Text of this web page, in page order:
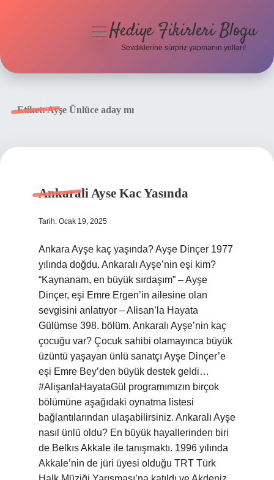
menüyüHediye Fikirleri Blogu
Sevdiklerine sürpriz yapmanın yolları!
Etiket:Ayşe Ünlüce aday mı
Ankarali Ayse Kac Yasında
Tarih: Ocak 19, 2025
Ankara Ayşe kaç yaşında? Ayşe Dinçer 1977
yılında doğdu. Ankaralı Ayşe’nin eşi kim?
“Kaynanam, en büyük sırdaşım” – Ayşe
Dinçer, eşi Emre Ergen’in ailesine olan
sevgisini anlatıyor – Alisan’la Hayata
Gülümse 398. bölüm. Ankaralı Ayşe’nin kaç
çocuğu var? Çocuk sahibi olamayınca büyük
üzüntü yaşayan ünlü sanatçı Ayşe Dinçer’e
eşi Emre Bey’den büyük destek geldi…
#AlişanlaHayataGül programımızın birçok
bölümüne aşağıdaki oynatma listesi
bağlantılarından ulaşabilirsiniz. Ankaralı Ayşe
nasıl ünlü oldu? En büyük hayallerinden biri
de Belkıs Akkale ile tanışmaktı. 1996 yılında
Akkale’nin de jüri üyesi olduğu TRT Türk